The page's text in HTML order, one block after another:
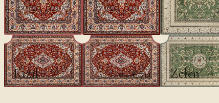
CLASSIQUES II
Kızıl €100€70 Zelen